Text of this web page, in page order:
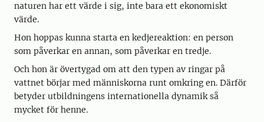
naturen har ett värde i sig, inte bara ett ekonomiskt
värde.
Hon hoppas kunna starta en kedjereaktion: en person
som påverkar en annan, som påverkar en tredje.
Och hon är övertygad om att den typen av ringar på
vattnet börjar med människorna runt omkring en. Därför
betyder utbildningens internationella dynamik så
mycket för henne.